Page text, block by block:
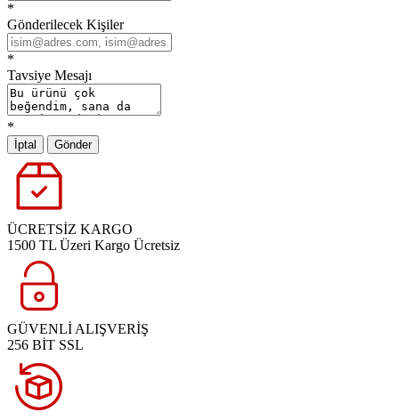
*
Gönderilecek Kişiler
*
Tavsiye Mesajı
*
İptal Gönder
ÜCRETSİZ KARGO
1500 TL Üzeri Kargo Ücretsiz
GÜVENLİ ALIŞVERİŞ
256 BİT SSL